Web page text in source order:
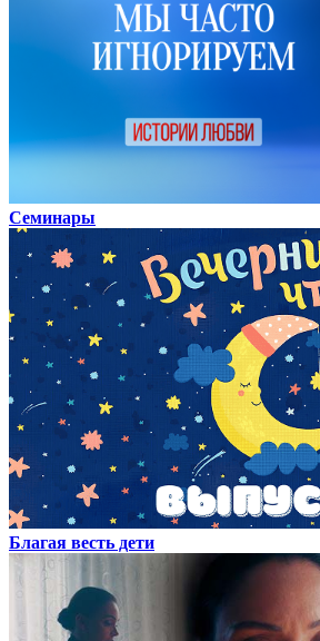
Семинары
Благая весть дети